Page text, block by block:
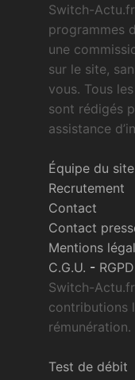
Switch-
programmes
une
sur le site,
vous. Tous
sont rédigés
assistance
Équipe du site
Recrutement
Contact
Contact
Mentions
C.G.U. - RGPD
Switch-
contributions
rémunération.
Test de débit